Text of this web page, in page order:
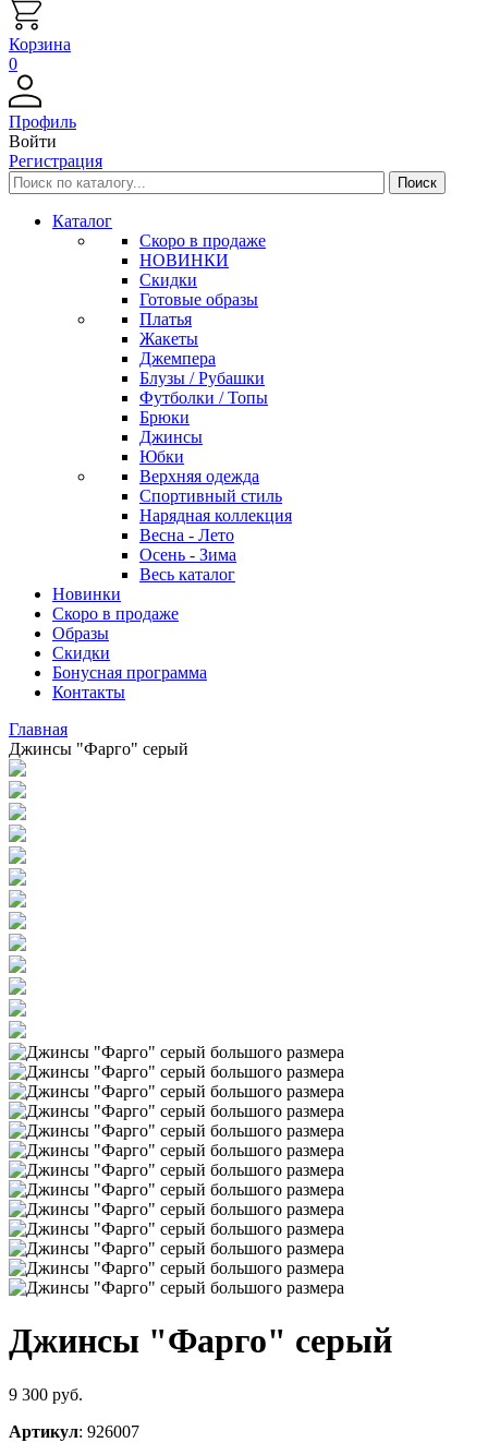
Корзина
0
Профиль
Войти
Регистрация
Каталог
Скоро в продаже
НОВИНКИ
Скидки
Готовые образы
Платья
Жакеты
Джемпера
Блузы / Рубашки
Футболки / Топы
Брюки
Джинсы
Юбки
Верхняя одежда
Спортивный стиль
Нарядная коллекция
Весна - Лето
Осень - Зима
Весь каталог
Новинки
Скоро в продаже
Образы
Скидки
Бонусная программа
Контакты
Главная
Джинсы "Фарго" серый
Джинсы "Фарго" серый
9 300 руб.
Артикул: 926007